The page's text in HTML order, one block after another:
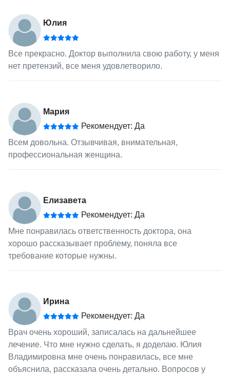
Юлия
Все прекрасно. Доктор выполнила свою работу, у меня
нет претензий, все меня удовлетворило.
Мария
Рекомендует: Да
Всем довольна. Отзывчивая, внимательная,
профессиональная женщина.
Елизавета
Рекомендует: Да
Мне понравилась ответственность доктора, она
хорошо рассказывает проблему, поняла все
требование которые нужны.
Ирина
Рекомендует: Да
Врач очень хороший, записалась на дальнейшее
лечение. Что мне нужно сделать, я доделаю. Юлия
Владимировна мне очень понравилась, все мне
объяснила, рассказала очень детально. Вопросов у